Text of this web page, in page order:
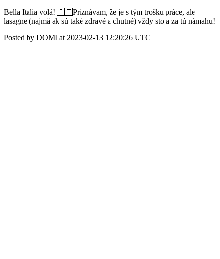
Bella Italia volá! 🇮🇹Priznávam, že je s tým trošku práce, ale
lasagne (najmä ak sú také zdravé a chutné) vždy stoja za tú námahu!
Posted by DOMI at 2023-02-13 12:20:26 UTC